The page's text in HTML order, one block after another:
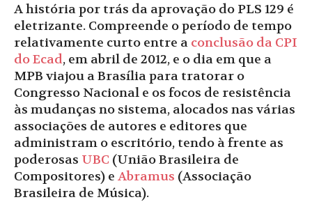
A história por trás da aprovação do PLS 129 é
eletrizante. Compreende o período de tempo
relativamente curto entre a conclusão da CPI
do Ecad, em abril de 2012, e o dia em que a
MPB viajou a Brasília para tratorar o
Congresso Nacional e os focos de resistência
às mudanças no sistema, alocados nas várias
associações de autores e editores que
administram o escritório, tendo à frente as
poderosas UBC (União Brasileira de
Compositores) e Abramus (Associação
Brasileira de Música).